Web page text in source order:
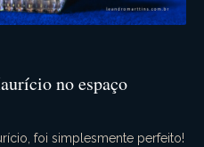
no espaço
foi simplesmente perfeito!